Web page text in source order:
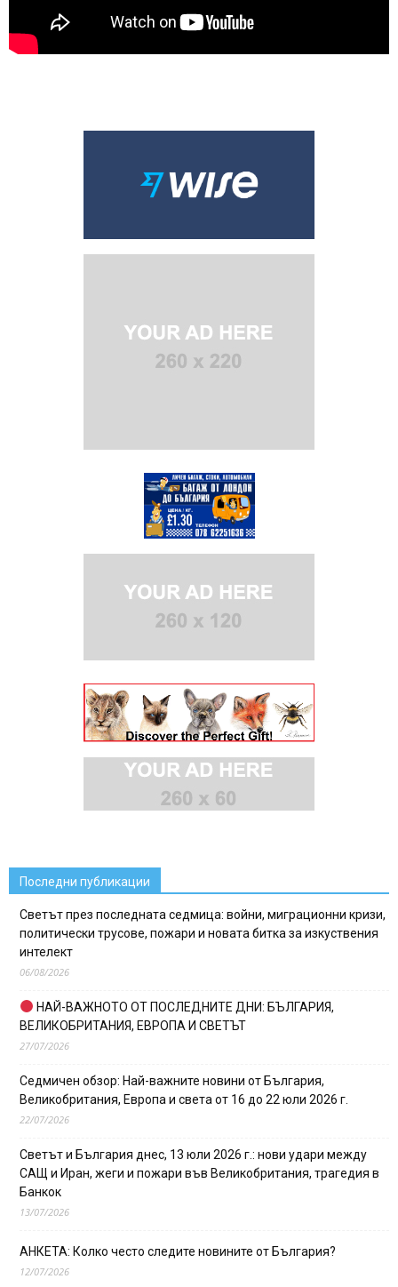
Последни публикации
Светът през последната седмица: войни, миграционни кризи,
политически трусове, пожари и новата битка за изкуствения
интелект
06/08/2026
НАЙ-ВАЖНОТО ОТ ПОСЛЕДНИТЕ ДНИ: БЪЛГАРИЯ,
ВЕЛИКОБРИТАНИЯ, ЕВРОПА И СВЕТЪТ
27/07/2026
Седмичен обзор: Най-важните новини от България,
Великобритания, Европа и света от 16 до 22 юли 2026 г.
22/07/2026
Светът и България днес, 13 юли 2026 г.: нови удари между
САЩ и Иран, жеги и пожари във Великобритания, трагедия в
Банкок
13/07/2026
АНКЕТА: Колко често следите новините от България?
12/07/2026